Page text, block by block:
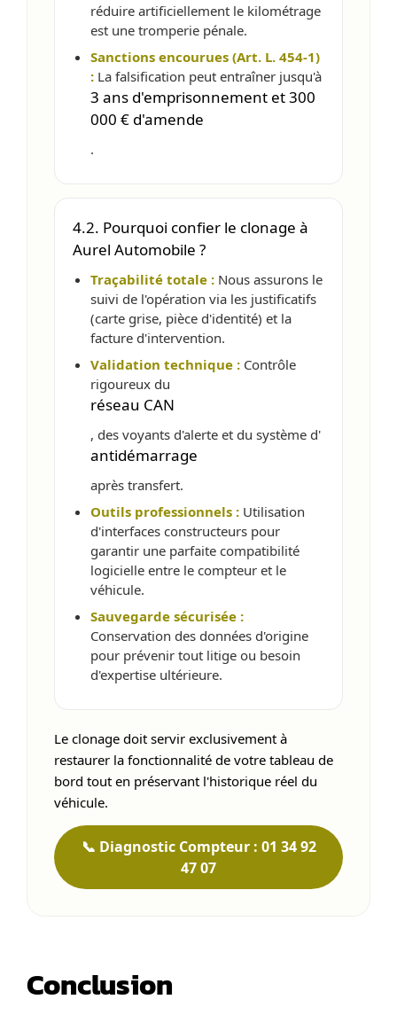
réduire artificiellement le kilométrage
est une tromperie pénale.
Sanctions encourues (Art. L. 454-1)
: La falsification peut entraîner jusqu'à
3 ans d'emprisonnement et 300
000 € d'amende
.
4.2. Pourquoi confier le clonage à
Aurel Automobile ?
Traçabilité totale : Nous assurons le
suivi de l'opération via les justificatifs
(carte grise, pièce d'identité) et la
facture d'intervention.
Validation technique : Contrôle
rigoureux du
réseau CAN
, des voyants d'alerte et du système d'
antidémarrage
après transfert.
Outils professionnels : Utilisation
d'interfaces constructeurs pour
garantir une parfaite compatibilité
logicielle entre le compteur et le
véhicule.
Sauvegarde sécurisée :
Conservation des données d'origine
pour prévenir tout litige ou besoin
d'expertise ultérieure.
Le clonage doit servir exclusivement à
restaurer la fonctionnalité de votre tableau de
bord tout en préservant l'historique réel du
véhicule.
📞 Diagnostic Compteur : 01 34 92
47 07
Conclusion